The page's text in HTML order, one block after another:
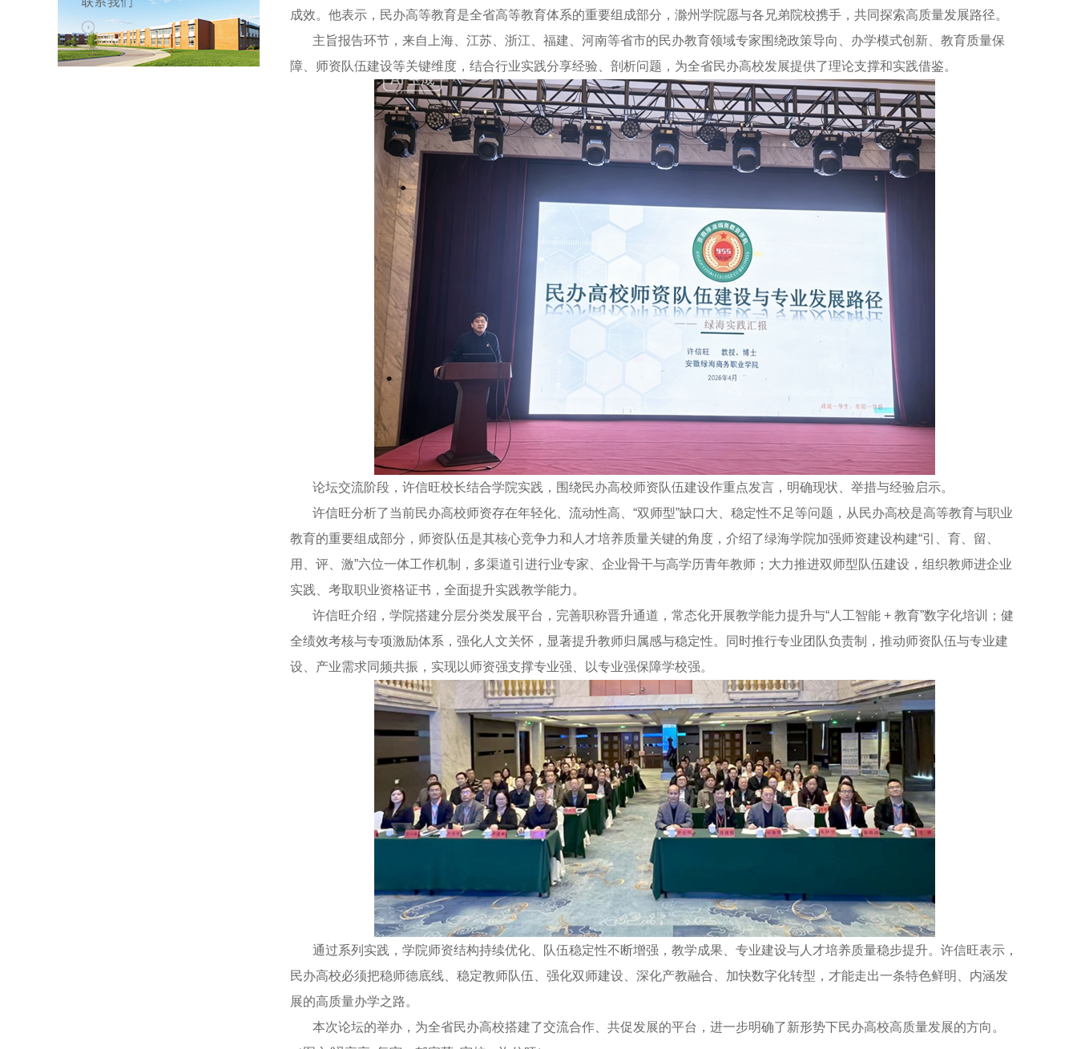
成效。他表示，民办高等教育是全省高等教育体系的重要组成部分，滁州学院愿与各兄弟院校携手，共同探索高质量发展路径。
主旨报告环节，来自上海、江苏、浙江、福建、河南等省市的民办教育领域专家围绕政策导向、办学模式创新、教育质量保
障、师资队伍建设等关键维度，结合行业实践分享经验、剖析问题，为全省民办高校发展提供了理论支撑和实践借鉴。
论坛交流阶段，许信旺校长结合学院实践，围绕民办高校师资队伍建设作重点发言，明确现状、举措与经验启示。
许信旺分析了当前民办高校师资存在年轻化、流动性高、“双师型”缺口大、稳定性不足等问题，从民办高校是高等教育与职业
教育的重要组成部分，师资队伍是其核心竞争力和人才培养质量关键的角度，介绍了绿海学院加强师资建设构建“引、育、留、
用、评、激”六位一体工作机制，多渠道引进行业专家、企业骨干与高学历青年教师；大力推进双师型队伍建设，组织教师进企业
实践、考取职业资格证书，全面提升实践教学能力。
许信旺介绍，学院搭建分层分类发展平台，完善职称晋升通道，常态化开展教学能力提升与“人工智能 + 教育”数字化培训；健
全绩效考核与专项激励体系，强化人文关怀，显著提升教师归属感与稳定性。同时推行专业团队负责制，推动师资队伍与专业建
设、产业需求同频共振，实现以师资强支撑专业强、以专业强保障学校强。
通过系列实践，学院师资结构持续优化、队伍稳定性不断增强，教学成果、专业建设与人才培养质量稳步提升。许信旺表示，
民办高校必须把稳师德底线、稳定教师队伍、强化双师建设、深化产教融合、加快数字化转型，才能走出一条特色鲜明、内涵发
展的高质量办学之路。
本次论坛的举办，为全省民办高校搭建了交流合作、共促发展的平台，进一步明确了新形势下民办高校高质量发展的方向。